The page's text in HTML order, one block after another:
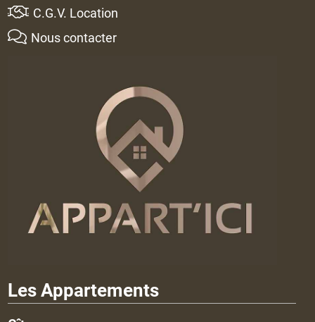
C.G.V. Location
Nous contacter
Les Appartements